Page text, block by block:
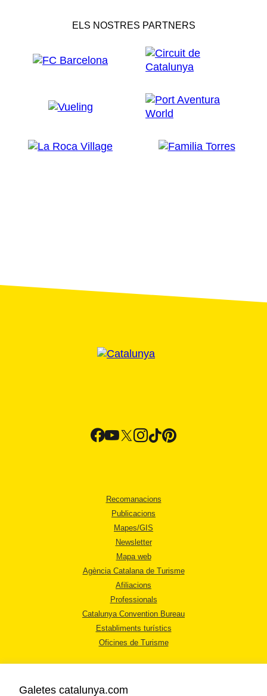
ELS NOSTRES PARTNERS
Recomanacions
Publicacions
Mapes/GIS
Newsletter
Mapa web
Agència Catalana de Turisme
Afiliacions
Professionals
Catalunya Convention Bureau
Establiments turístics
Oficines de Turisme
Galetes catalunya.com